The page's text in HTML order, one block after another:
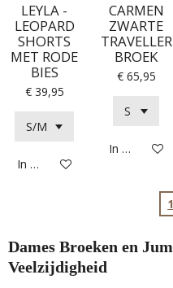
LEYLA -
LEOPARD
SHORTS
MET RODE
BIES
€ 39,95
In winkelwagen
CARMEN
ZWARTE
TRAVELLER
BROEK
€ 65,95
In
1
Dames Broeken en
Veelzijdigheid